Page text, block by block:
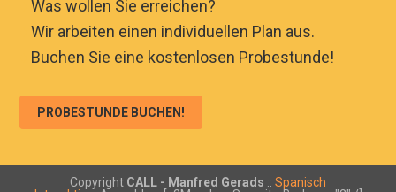
♦Was wollen Sie erreichen?
♦Wir arbeiten einen individuellen Plan aus.
Buchen Sie eine kostenlosen Probestunde!
PROBESTUNDE BUCHEN!
Copyright CALL - Manfred Gerads :: Spanisch